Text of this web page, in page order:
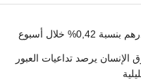
خلال أسبوع
يرصد تداعيات العبور